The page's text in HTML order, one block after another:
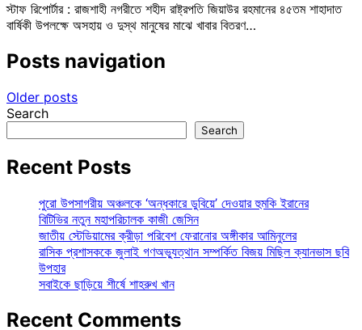
স্টাফ রিপোর্টার : রাজশাহী নগরীতে শহীদ রাষ্ট্রপতি জিয়াউর রহমানের ৪৫তম শাহাদাত
বার্ষিকী উপলক্ষে অসহায় ও দুস্থ মানুষের মাঝে খাবার বিতরণ…
Posts navigation
Older posts
Search
Search
Recent Posts
পুরো উপসাগরীয় অঞ্চলকে ‘অন্ধকারে ডুবিয়ে’ দেওয়ার হুমকি ইরানের
বিটিভির নতুন মহাপরিচালক কাজী জেসিন
জাতীয় স্টেডিয়ামের ক্রীড়া পরিবেশ ফেরানোর অঙ্গীকার আমিনুলের
রাসিক প্রশাসককে জুলাই গণঅভ্যুত্থান সম্পর্কিত বিজয় মিছিল ক্যানভাস ছবি
উপহার
সবাইকে ছাড়িয়ে শীর্ষে শাহরুখ খান
Recent Comments